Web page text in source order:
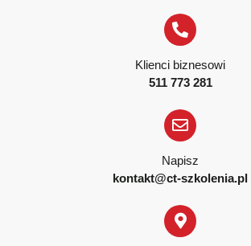
Klienci biznesowi
511 773 281
Napisz
kontakt@ct-szkolenia.pl